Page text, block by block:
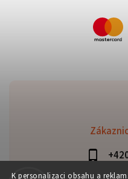
K personalizaci obsahu a